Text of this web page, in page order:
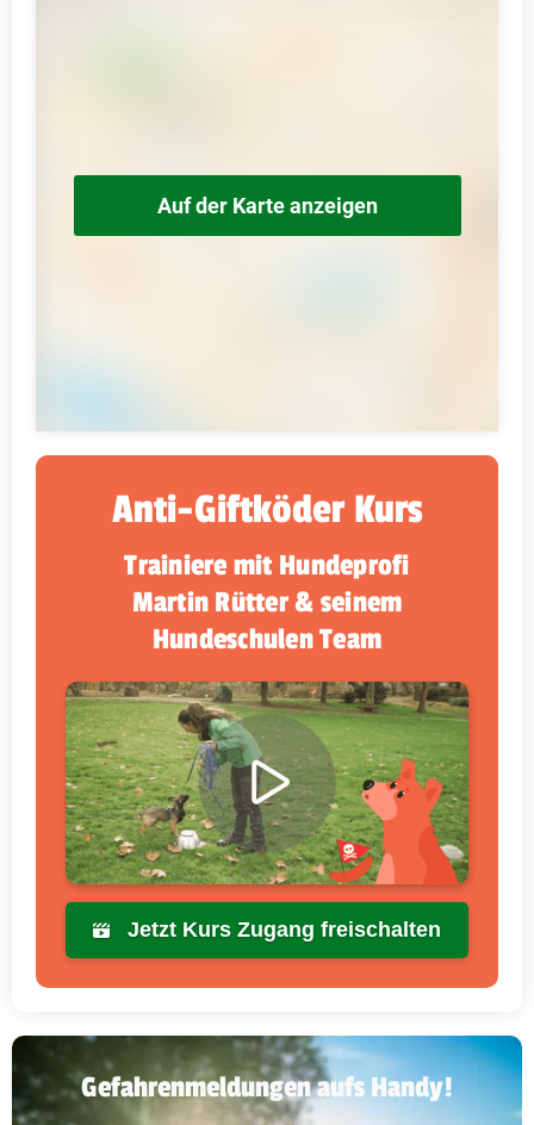
Auf der Karte anzeigen
Anti-Giftköder Kurs
Trainiere mit Hundeprofi
Martin Rütter & seinem
Hundeschulen Team
Jetzt Kurs Zugang freischalten
Gefahrenmeldungen aufs Handy!